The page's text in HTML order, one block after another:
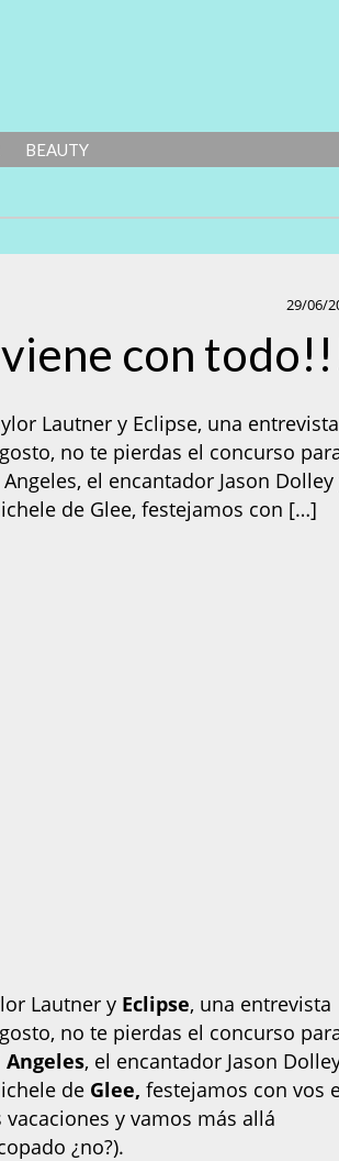
BEAUTY
29/06/
con
Lautner y Eclipse, una entrevista
no te pierdas el concurso
el encantador Jason Dolley
de Glee, festejamos con […]
Lautner y Eclipse, una entrevista
no te pierdas el concurso
Angeles, el encantador Jason
de Glee, festejamos con vos
y vamos más allá
¿no?).